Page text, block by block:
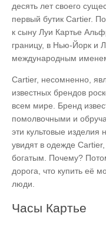
десять лет своего
первый бутик Cartier.
к сыну Луи Картье
границу, в Нью-Йорк и
международным
Cartier, несомненно,
известных брендов
всем мире. Бренд
помолвочными и
эти культовые изделия
увидят в одежде
богатым. Почему?
дорога, что купить её
люди.
Часы Картье